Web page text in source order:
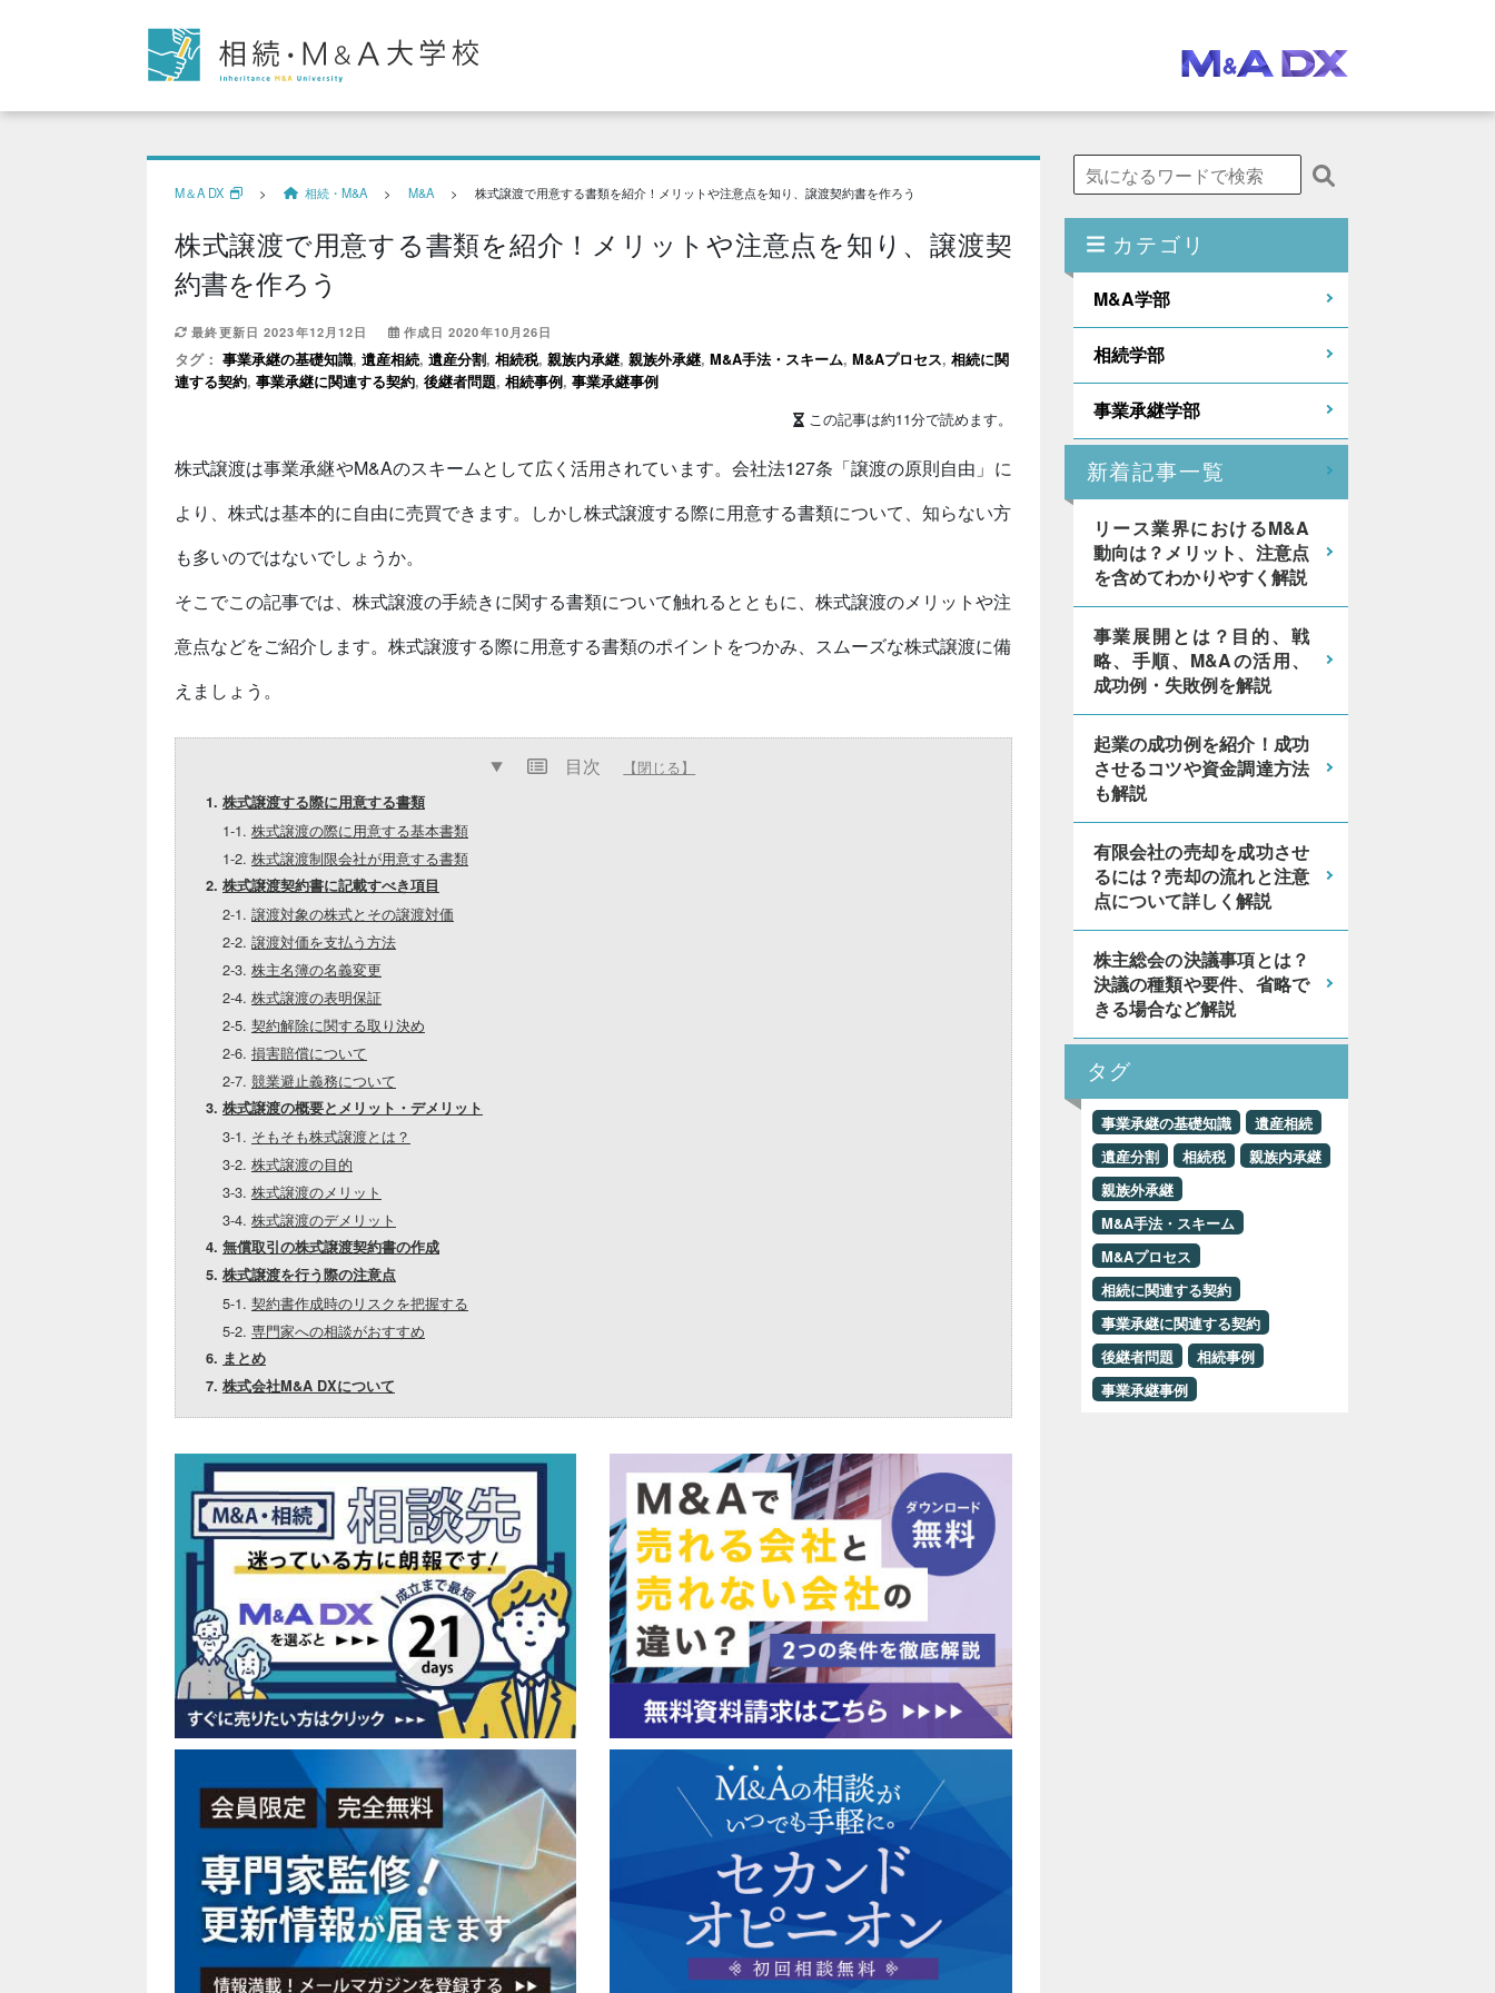
M＆A DX > 相続・M&A> M&A> 株式譲渡で用意する書類を紹介！メリットや注意点を知り、譲渡契約書を作ろう
株式譲渡で用意する書類を紹介！メリットや注意点を知り、譲渡契
約書を作ろう
最終更新日 2023年12月12日 作成日 2020年10月26日
タグ： 事業承継の基礎知識, 遺産相続, 遺産分割, 相続税, 親族内承継, 親族外承継, M&A手法・スキーム, M&Aプロセス, 相続に関
連する契約, 事業承継に関連する契約, 後継者問題, 相続事例, 事業承継事例
この記事は約11分で読めます。
株式譲渡は事業承継やM&Aのスキームとして広く活用されています。会社法127条「譲渡の原則自由」に
より、株式は基本的に自由に売買できます。しかし株式譲渡する際に用意する書類について、知らない方
も多いのではないでしょうか。
そこでこの記事では、株式譲渡の手続きに関する書類について触れるとともに、株式譲渡のメリットや注
意点などをご紹介します。株式譲渡する際に用意する書類のポイントをつかみ、スムーズな株式譲渡に備
えましょう。
目次 【閉じる】
1. 株式譲渡する際に用意する書類
1-1. 株式譲渡の際に用意する基本書類
1-2. 株式譲渡制限会社が用意する書類
2. 株式譲渡契約書に記載すべき項目
2-1. 譲渡対象の株式とその譲渡対価
2-2. 譲渡対価を支払う方法
2-3. 株主名簿の名義変更
2-4. 株式譲渡の表明保証
2-5. 契約解除に関する取り決め
2-6. 損害賠償について
2-7. 競業避止義務について
3. 株式譲渡の概要とメリット・デメリット
3-1. そもそも株式譲渡とは？
3-2. 株式譲渡の目的
3-3. 株式譲渡のメリット
3-4. 株式譲渡のデメリット
4. 無償取引の株式譲渡契約書の作成
5. 株式譲渡を行う際の注意点
5-1. 契約書作成時のリスクを把握する
5-2. 専門家への相談がおすすめ
6. まとめ
7. 株式会社M&A DXについて
カテゴリ
M&A学部
相続学部
事業承継学部
新着記事一覧
リース業界におけるM&A
動向は？メリット、注意点
を含めてわかりやすく解説
事業展開とは？目的、戦
略、手順、M&Aの活用、
成功例・失敗例を解説
起業の成功例を紹介！成功
させるコツや資金調達方法
も解説
有限会社の売却を成功させ
るには？売却の流れと注意
点について詳しく解説
株主総会の決議事項とは？
決議の種類や要件、省略で
きる場合など解説
タグ
事業承継の基礎知識
遺産相続
遺産分割
相続税
親族内承継
親族外承継
M&A手法・スキーム
M&Aプロセス
相続に関連する契約
事業承継に関連する契約
後継者問題
相続事例
事業承継事例